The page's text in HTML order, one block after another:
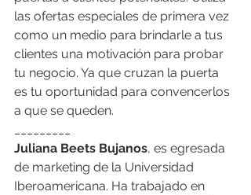
las ofertas especiales de primera vez
como un medio para brindarle a tus
clientes una motivación para probar
tu negocio. Ya que cruzan la puerta
es tu oportunidad para convencerlos
a que se queden.
Juliana Beets Bujanos, es egresada
de marketing de la Universidad
Iberoamericana. Ha trabajado en